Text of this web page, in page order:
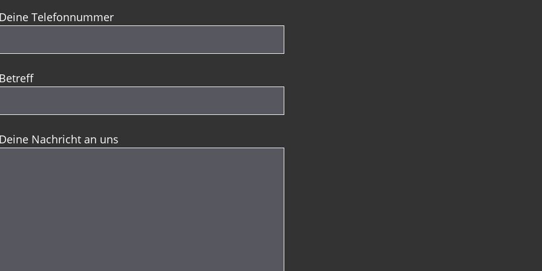
Telefonnummer
Nachricht an uns